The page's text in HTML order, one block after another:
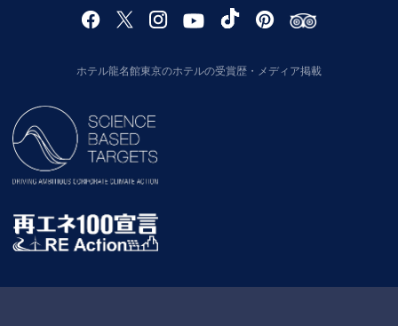
ホテル龍名館東京のホテルの受賞歴・メディア掲載